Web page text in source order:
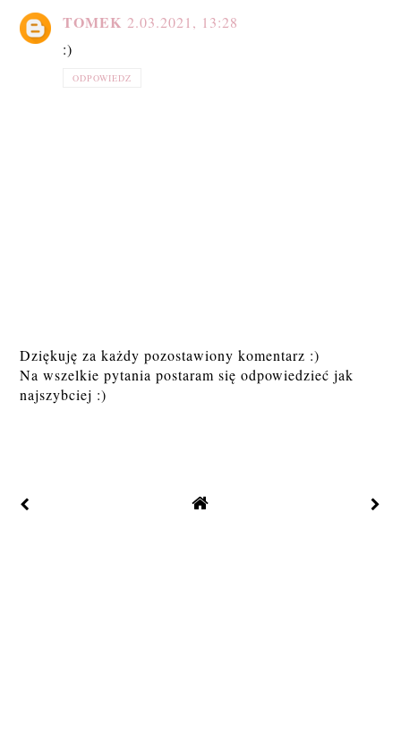
TOMEK 2.03.2021, 13:28
:)
ODPOWIEDZ
Dziękuję za każdy pozostawiony komentarz :)
Na wszelkie pytania postaram się odpowiedzieć jak
najszybciej :)